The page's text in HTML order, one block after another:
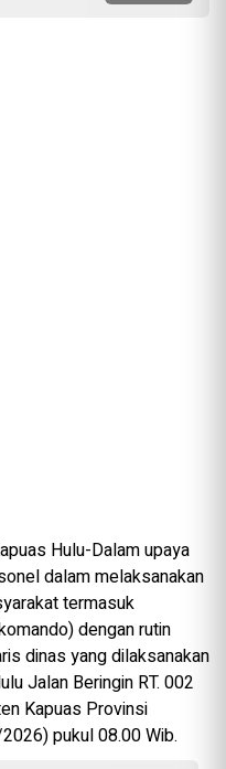
Hulu-Dalam upaya
dalam melaksanakan
termasuk
dengan rutin
dinas yang dilaksanakan
Jalan Beringin RT. 002
Kapuas Provinsi
pukul 08.00 Wib.